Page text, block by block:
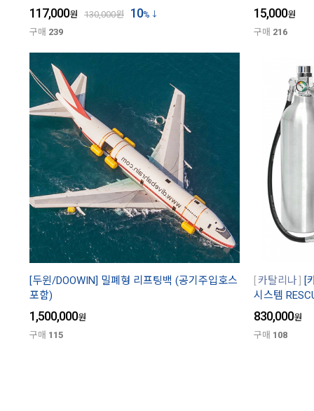
117,000원 130,000원 10%
구매 239
15,000원
구매 216
[두윈/DOOWIN] 밀폐형 리프팅백 (공기주입호스
포함)
1,500,000원
구매 115
카탈리나
[
시스템
830,000원
구매 108